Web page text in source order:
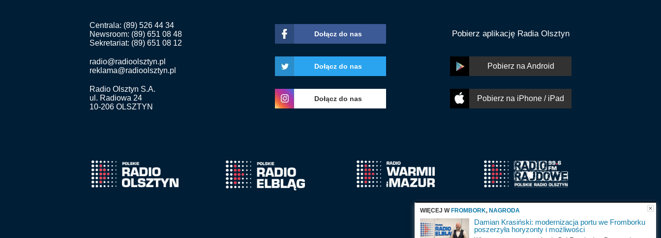
Centrala: (89) 526 44 34
Newsroom: (89) 651 08 48
Sekretariat: (89) 651 08 12
radio@radioolsztyn.pl
reklama@radioolsztyn.pl
Radio Olsztyn S.A.
ul. Radiowa 24
10-206 OLSZTYN
Dołącz do nas
Dołącz do nas
Dołącz do nas
Pobierz aplikację Radia Olsztyn
Pobierz na Android
Pobierz na iPhone / iPad
WIĘCEJ W FROMBORK, NAGRODA
Damian Krasiński: modernizacja portu we Fromborku
poszerzyła horyzonty i możliwości